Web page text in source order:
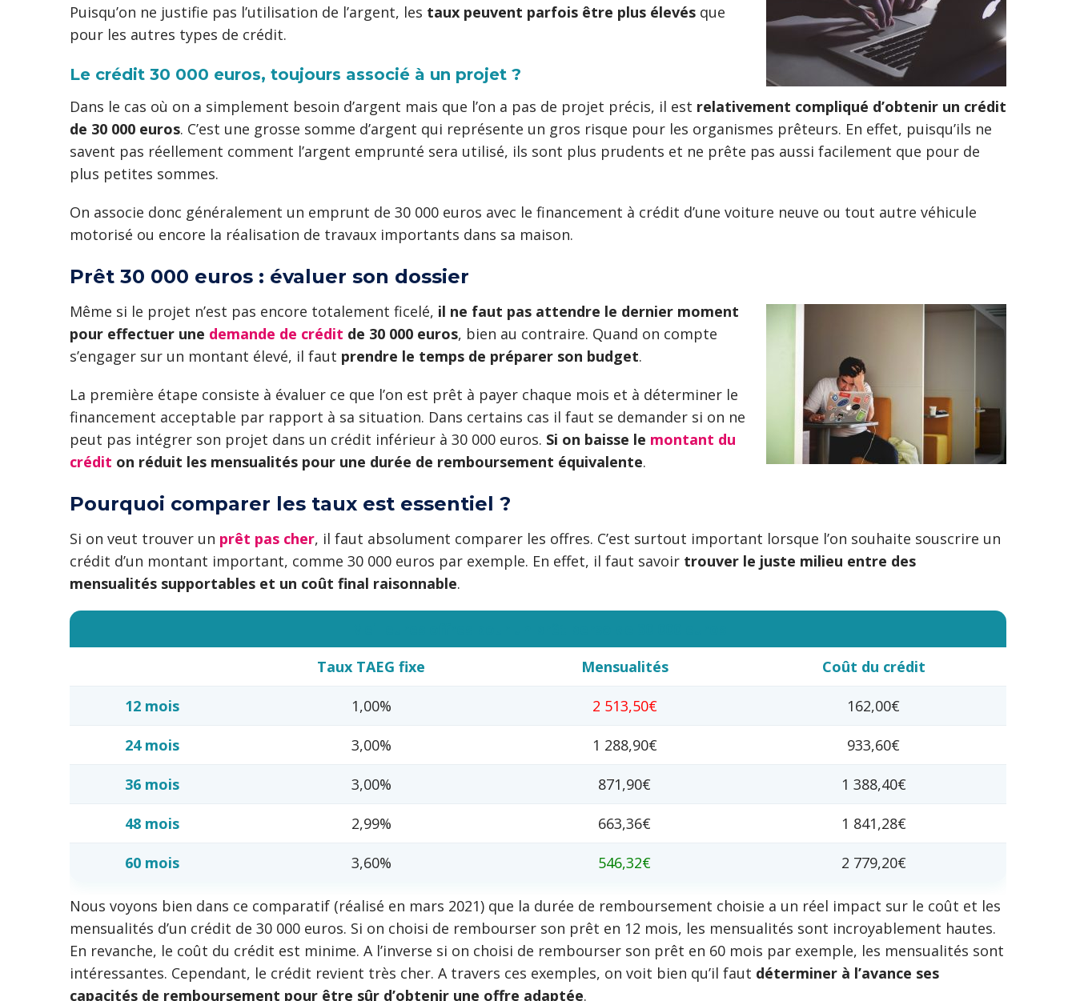
Puisqu’on ne justifie pas l’utilisation de l’argent, les taux peuvent parfois être plus élevés que
pour les autres types de crédit.
Le crédit 30 000 euros, toujours associé à un projet ?
Dans le cas où on a simplement besoin d’argent mais que l’on a pas de projet précis, il est relativement compliqué d’obtenir un crédit
de 30 000 euros. C’est une grosse somme d’argent qui représente un gros risque pour les organismes prêteurs. En effet, puisqu’ils ne
savent pas réellement comment l’argent emprunté sera utilisé, ils sont plus prudents et ne prête pas aussi facilement que pour de
plus petites sommes.
On associe donc généralement un emprunt de 30 000 euros avec le financement à crédit d’une voiture neuve ou tout autre véhicule
motorisé ou encore la réalisation de travaux importants dans sa maison.
Prêt 30 000 euros : évaluer son dossier
Même si le projet n’est pas encore totalement ficelé, il ne faut pas attendre le dernier moment
pour effectuer une demande de crédit de 30 000 euros, bien au contraire. Quand on compte
s’engager sur un montant élevé, il faut prendre le temps de préparer son budget.
La première étape consiste à évaluer ce que l’on est prêt à payer chaque mois et à déterminer le
financement acceptable par rapport à sa situation. Dans certains cas il faut se demander si on ne
peut pas intégrer son projet dans un crédit inférieur à 30 000 euros. Si on baisse le montant du
crédit on réduit les mensualités pour une durée de remboursement équivalente.
Pourquoi comparer les taux est essentiel ?
Si on veut trouver un prêt pas cher, il faut absolument comparer les offres. C’est surtout important lorsque l’on souhaite souscrire un
crédit d’un montant important, comme 30 000 euros par exemple. En effet, il faut savoir trouver le juste milieu entre des
mensualités supportables et un coût final raisonnable.
Taux TAEG fixe
Mensualités Coût du crédit
12 mois 1,00% 2 513,50€ 162,00€
24 mois 3,00% 1 288,90€ 933,60€
36 mois 3,00% 871,90€ 1 388,40€
48 mois 2,99% 663,36€ 1 841,28€
60 mois 3,60% 546,32€ 2 779,20€
Nous voyons bien dans ce comparatif (réalisé en mars 2021) que la durée de remboursement choisie a un réel impact sur le coût et les
mensualités d’un crédit de 30 000 euros. Si on choisi de rembourser son prêt en 12 mois, les mensualités sont incroyablement hautes.
En revanche, le coût du crédit est minime. A l’inverse si on choisi de rembourser son prêt en 60 mois par exemple, les mensualités sont
intéressantes. Cependant, le crédit revient très cher. A travers ces exemples, on voit bien qu’il faut déterminer à l’avance ses
capacités de remboursement pour être sûr d’obtenir une offre adaptée.